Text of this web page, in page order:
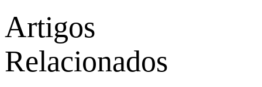
Artigos
Relacionados